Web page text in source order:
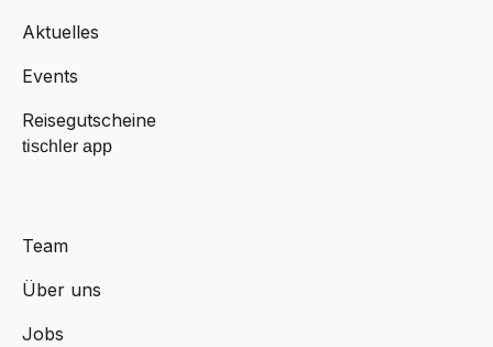
Aktuelles
Events
Reisegutscheine
tischler app
Team
Über uns
Jobs